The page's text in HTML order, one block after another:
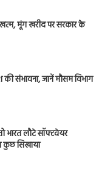
खत्म, मूंग खरीद पर सरकार के
संभावना, जानें मौसम विभाग
भारत लौटे सॉफ्टवेयर
कुछ सिखाया